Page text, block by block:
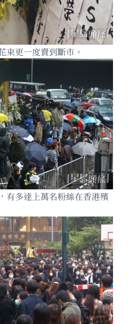
束更一度賣到斷市。
有多達上萬名粉絲在香港殯